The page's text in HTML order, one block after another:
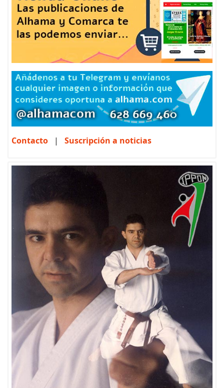
Contacto | Suscripción a noticias